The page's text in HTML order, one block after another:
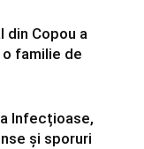
din Copou a
familie de
Infecțioase,
și sporuri